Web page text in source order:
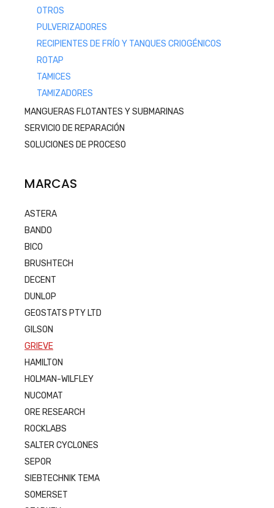
OTROS
PULVERIZADORES
RECIPIENTES DE FRÍO Y TANQUES CRIOGÉNICOS
ROTAP
TAMICES
TAMIZADORES
MANGUERAS FLOTANTES Y SUBMARINAS
SERVICIO DE REPARACIÓN
SOLUCIONES DE PROCESO
MARCAS
ASTERA
BANDO
BICO
BRUSHTECH
DECENT
DUNLOP
GEOSTATS PTY LTD
GILSON
GRIEVE
HAMILTON
HOLMAN-WILFLEY
NUCOMAT
ORE RESEARCH
ROCKLABS
SALTER CYCLONES
SEPOR
SIEBTECHNIK TEMA
SOMERSET